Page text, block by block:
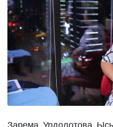
Зарема Урдолотова